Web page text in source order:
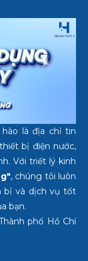
là địa chỉ tin
bị điện nước,
Với triết lý kinh
, chúng tôi luôn
bỉ và dịch vụ tốt
bạn.
phố Hồ Chí